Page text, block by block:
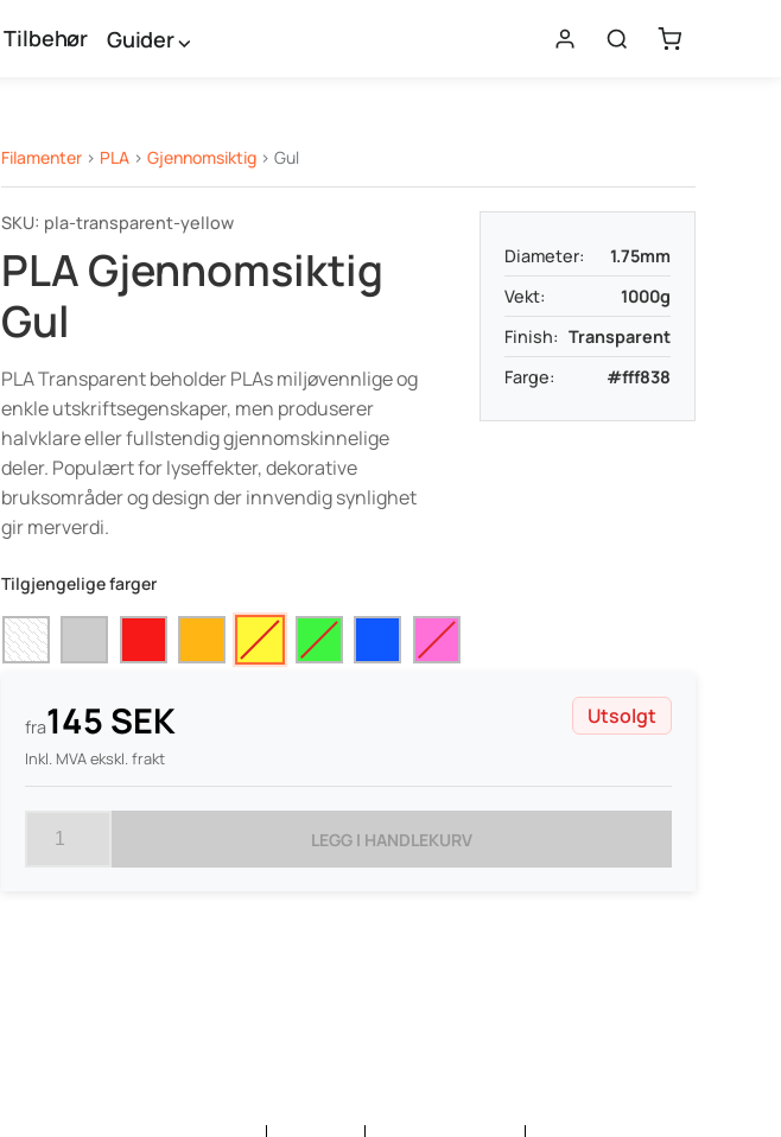
Tilbehør Guider
Filamenter > PLA > Gjennomsiktig > Gul
SKU: pla-transparent-yellow
PLA Gjennomsiktig
Gul
PLA Transparent beholder PLAs miljøvennlige og
enkle utskriftsegenskaper, men produserer
halvklare eller fullstendig gjennomskinnelige
deler. Populært for lyseffekter, dekorative
bruksområder og design der innvendig synlighet
gir merverdi.
Diameter:
1.75mm
Vekt:
1000g
Finish: Transparent
Farge:
#fff838
Tilgjengelige farger
fra145 SEK
Inkl. MVA ekskl. frakt
Utsolgt
LEGG I HANDLEKURV